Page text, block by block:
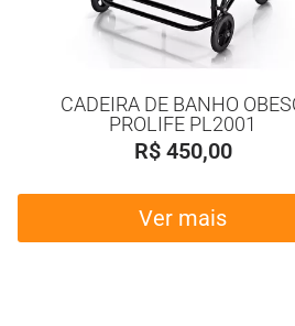
CADEIRA DE BANHO
PROLIFE PL2001
R$450,00
Ver mais